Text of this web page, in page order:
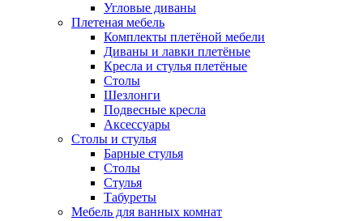
Угловые диваны
Плетеная мебель
Комплекты плетёной мебели
Диваны и лавки плетёные
Кресла и стулья плетёные
Столы
Шезлонги
Подвесные кресла
Аксессуары
Столы и стулья
Барные стулья
Столы
Стулья
Табуреты
Мебель для ванных комнат